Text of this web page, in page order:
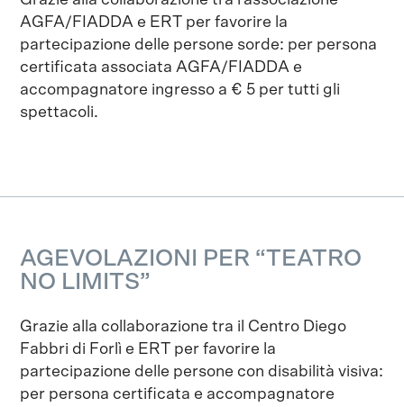
AGFA/FIADDA e ERT per favorire la
partecipazione delle persone sorde: per persona
certificata associata AGFA/FIADDA e
accompagnatore ingresso a € 5 per tutti gli
spettacoli.
AGEVOLAZIONI PER “TEATRO
NO LIMITS”
Grazie alla collaborazione tra il Centro Diego
Fabbri di Forlì e ERT per favorire la
partecipazione delle persone con disabilità visiva:
per persona certificata e accompagnatore